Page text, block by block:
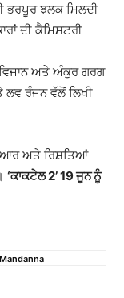
ਭਰਪੂਰ ਝਲਕ ਮਿਲਦੀ
ਦੀ ਕੈਮਿਸਟਰੀ
ਅਤੇ ਅੰਕੁਰ ਗਰਗ
ਲਵ ਰੰਜਨ ਵੱਲੋਂ ਲਿਖੀ
ਅਤੇ ਰਿਸ਼ਤਿਆਂ
‘ਕਾਕਟੇਲ 2’ 19 ਜੂਨ ਨੂੰ